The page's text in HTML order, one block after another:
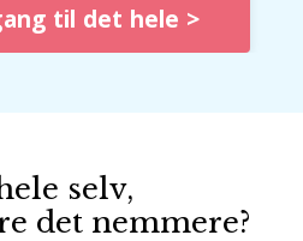
til det hele >
selv,
det nemmere?